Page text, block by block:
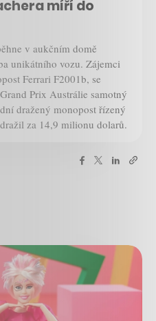
míří do
v aukčním domě
unikátního vozu. Zájemci
Ferrari F2001b, se
Prix Austrálie samotný
dražený monopost řízený
za 14,9 milionu dolarů.